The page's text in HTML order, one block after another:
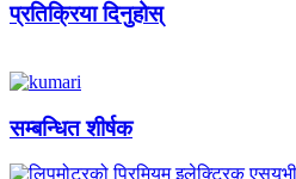
प्रतिक्रिया दिनुहोस्
सम्बन्धित शीर्षक